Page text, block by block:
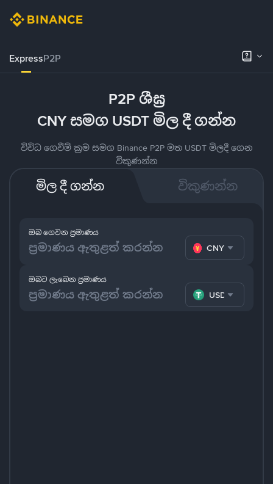
ExpressP2P
P2P ශීඝ්‍ර
CNY සමග USDT මිල දී ගන්න
විවිධ ගෙවීම් ක්‍රම සමග Binance P2P මත USDT මිලදී ගෙන
විකුණන්න
මිල දී ගන්න විකුණන්න
ඔබ ගෙවන ප්‍රමාණය
CNY
ඔබට ලැබෙන ප්‍රමාණය
USDT